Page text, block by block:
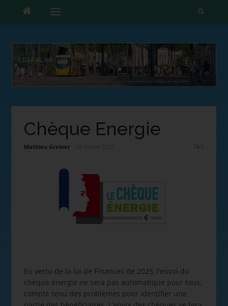
Menu
Chèque Energie
Mathieu Greiner
En vertu de la loi de Finances de 2025, l’envoi du
chèque énergie ne sera pas automatique pour tous,
compte tenu des problèmes pour identifier une